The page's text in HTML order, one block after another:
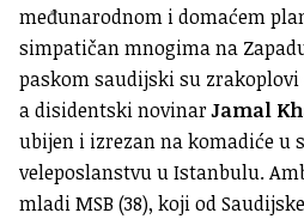
međunarodnom i domaćem
simpatičan mnogima na
paskom saudijski su
a disidentski novinarJamal
ubijen i izrezan na komadiće u
veleposlanstvu u Istanbulu.
mladi MSB (38), koji od